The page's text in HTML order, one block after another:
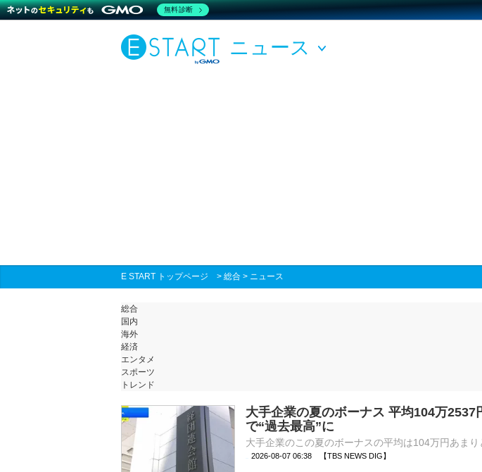
ニュース
E START トップページ > 総合 > ニュース
総合
国内
海外
経済
エンタメ
スポーツ
トレンド
大手企業の夏のボーナス 平均104万
で“過去最高”に
2026-08-07 06:38 【TBS NEWS DIG】
無料診断